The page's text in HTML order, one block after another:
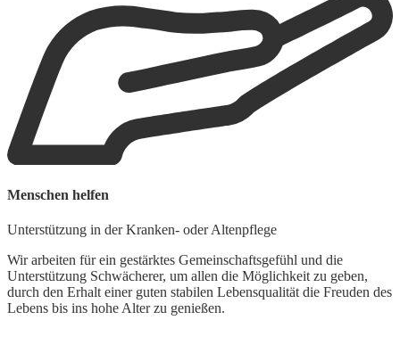
Menschen helfen
Unterstützung in der Kranken- oder Altenpflege
Wir arbeiten für ein gestärktes Gemeinschaftsgefühl und die
Unterstützung Schwächerer, um allen die Möglichkeit zu geben,
durch den Erhalt einer guten stabilen Lebensqualität die Freuden des
Lebens bis ins hohe Alter zu genießen.